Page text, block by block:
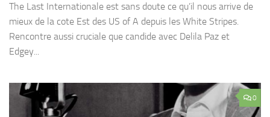
The Last Internationale est sans doute ce qu’il nous arrive de
mieux de la cote Est des US of A depuis les White Stripes.
Rencontre aussi cruciale que candide avec Delila Paz et
Edgey...
0